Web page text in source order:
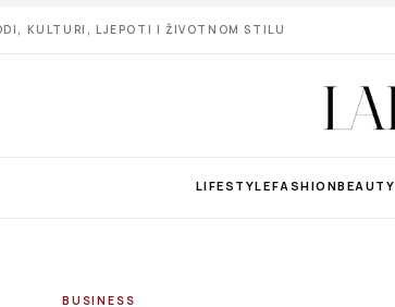
KULTURI, LJEPOTI I ŽIVOTNOM STILU
LIFESTYLEFASHION
BUSINESS